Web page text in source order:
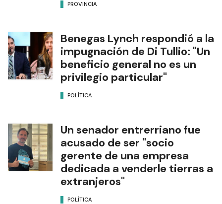
PROVINCIA
Benegas Lynch respondió a la
impugnación de Di Tullio: "Un
beneficio general no es un
privilegio particular"
POLÍTICA
Un senador entrerriano fue
acusado de ser "socio
gerente de una empresa
dedicada a venderle tierras a
extranjeros"
POLÍTICA